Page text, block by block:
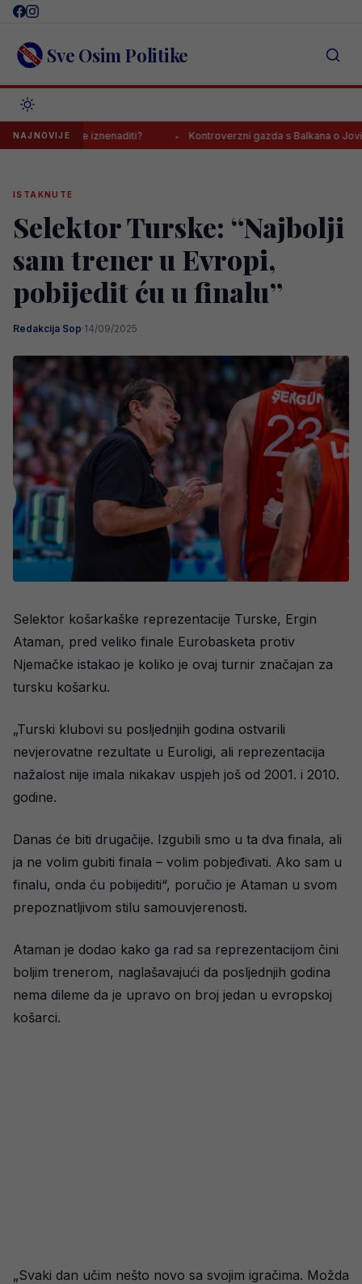
Skip
content Sve Osim Politike
NAJNOVIJE
mnoge iznenaditi? Kontroverzni gazda s Balkana o Jovi
ISTAKNUTE
Selektor Turske: “Najbolji
sam trener u Evropi,
pobijedit ću u finalu”
Redakcija Sop·14/09/2025
Selektor košarkaške reprezentacije Turske, Ergin
Ataman, pred veliko finale Eurobasketa protiv
Njemačke istakao je koliko je ovaj turnir značajan za
tursku košarku.
„Turski klubovi su posljednjih godina ostvarili
nevjerovatne rezultate u Euroligi, ali reprezentacija
nažalost nije imala nikakav uspjeh još od 2001. i 2010.
godine.
Danas će biti drugačije. Izgubili smo u ta dva finala, ali
ja ne volim gubiti finala – volim pobjeđivati. Ako sam u
finalu, onda ću pobijediti“, poručio je Ataman u svom
prepoznatljivom stilu samouvjerenosti.
Ataman je dodao kako ga rad sa reprezentacijom čini
boljim trenerom, naglašavajući da posljednjih godina
nema dileme da je upravo on broj jedan u evropskoj
košarci.
„Svaki dan učim nešto novo sa svojim igračima. Možda